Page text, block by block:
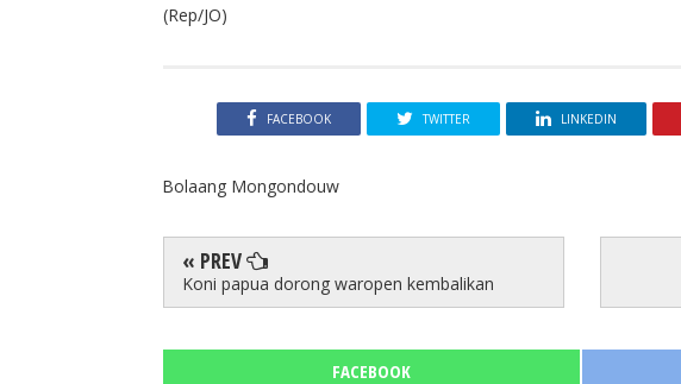
(Rep/JO)
FACEBOOK TWITTER LINKEDIN
Bolaang Mongondouw
« PREV
Koni papua dorong waropen kembalikan
FACEBOOK